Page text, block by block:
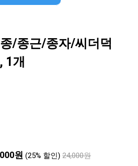
/종근/종자/씨더덕
1개
원 (25% 할인) 24,000원